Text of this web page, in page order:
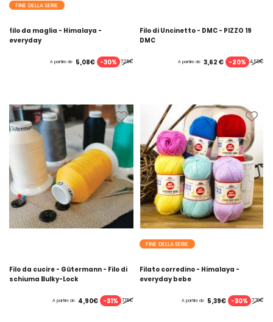
FINE DELLA SERIE
filo da maglia - Himalaya -
everyday
7,25€
A partire de 5,08€ -30%
Filo di Uncinetto - DMC - PIZZO 19
DMC
4,55€
A partire de 3,62 € -20%
Filo da cucire - Gütermann - Filo di
schiuma Bulky-Lock
7,15€
A partire de 4,90€ -31%
FINE DELLA SERIE
Filato corredino - Himalaya -
everyday bebe
7,70€
A partire de 5,39€ -30%